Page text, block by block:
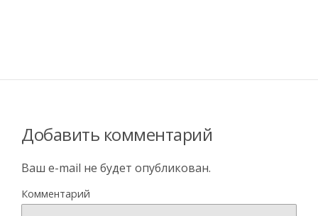
Добавить комментарий
Ваш e-mail не будет опубликован.
Комментарий